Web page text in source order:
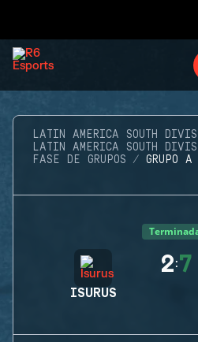
LATIN AMERICA SOUTH
LATIN AMERICA SOUTH
FASE DE GRUPOS
GRUPO
ISURUS
2:7